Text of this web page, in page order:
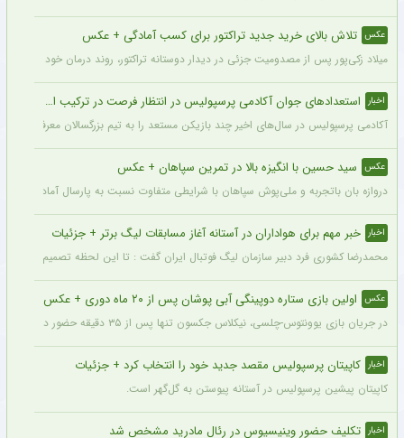
عکس تلاش بالای خرید جدید تراکتور برای کسب آمادگی + عکس
میلاد زکی‌پور پس از مصدومیت جزئی در دیدار دوستانه تراکتور، روند درمان خود را
اخبار استعدادهای جوان آکادمی پرسپولیس در انتظار فرصت در ترکیب اصلی
آکادمی پرسپولیس در سال‌های اخیر چند بازیکن مستعد را به تیم بزرگسالان معرفی
عکس سید حسین با انگیزه بالا در تمرین سپاهان + عکس
دروازه بان باتجربه و ملی‌پوش سپاهان با شرایطی متفاوت نسبت به پارسال آماده شروع
اخبار خبر مهم برای هواداران در آستانه آغاز مسابقات لیگ برتر + جزئیات
محمدرضا کشوری فرد دبیر سازمان لیگ فوتبال ایران گفت : تا این لحظه تصمیم بر این
عکس اولین بازی ستاره دوپینگی آبی پوشان پس از ۲۰ ماه دوری + عکس
در جریان بازی یوونتوس-چلسی، نیکلاس جکسون تنها پس از ۳۵ دقیقه حضور در زمین تعویض شد و در همین مسابقه میخایلو مودریک نخستین بازی خود را پس از ۲۰ ماه برای چلسی انجام داد.
اخبار کاپیتان پرسپولیس مقصد جدید خود را انتخاب کرد + جزئیات
کاپیتان پیشین پرسپولیس در آستانه پیوستن به گل‌گهر است.
اخبار تکلیف حضور وینیسیوس در رئال مادرید مشخص شد